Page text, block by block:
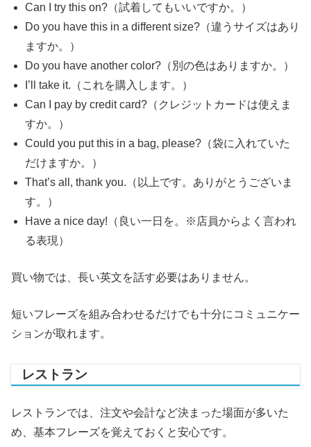
Can I try this on?（試着してもいいですか。）
Do you have this in a different size?（違うサイズはあり
ますか。）
Do you have another color?（別の色はありますか。）
I’ll take it.（これを購入します。）
Can I pay by credit card?（クレジットカードは使えま
すか。）
Could you put this in a bag, please?（袋に入れていた
だけますか。）
That’s all, thank you.（以上です。ありがとうございま
す。）
Have a nice day!（良い一日を。※店員からよく言われ
る表現）
買い物では、長い英文を話す必要はありません。
短いフレーズを組み合わせるだけでも十分にコミュニケー
ションが取れます。
レストラン
レストランでは、注文や会計など決まった場面が多いた
め、基本フレーズを覚えておくと安心です。